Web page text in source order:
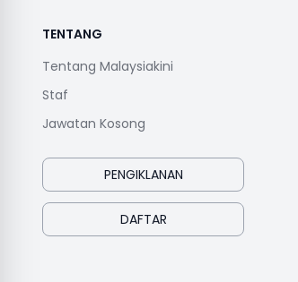
TENTANG
Tentang Malaysiakini
Staf
Jawatan Kosong
PENGIKLANAN
DAFTAR